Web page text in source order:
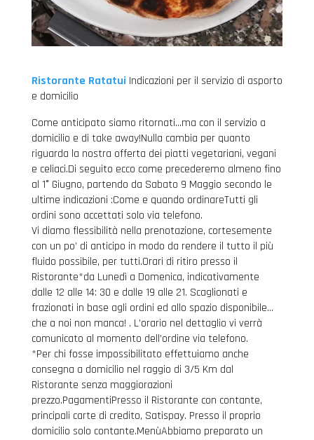
Ristorante Ratatui Indicazioni per il servizio di asporto
e domicilio
Come anticipato siamo ritornati…ma con il servizio a
domicilio e di take away!Nulla cambia per quanto
riguarda la nostra offerta dei piatti vegetariani, vegani
e celiaci.Di seguito ecco come precederemo almeno fino
al 1° Giugno, partendo da Sabato 9 Maggio secondo le
ultime indicazioni :Come e quando ordinareTutti gli
ordini sono accettati solo via telefono.
Vi diamo flessibilità nella prenotazione, cortesemente
con un po’ di anticipo in modo da rendere il tutto il più
fluido possibile, per tutti.Orari di ritiro presso il
Ristorante*da Lunedì a Domenica, indicativamente
dalle 12 alle 14: 30 e dalle 19 alle 21. Scaglionati e
frazionati in base agli ordini ed allo spazio disponibile…
che a noi non manca! . L’orario nel dettaglio vi verrà
comunicato al momento dell’ordine via telefono.
*Per chi fosse impossibilitato effettuiamo anche
consegna a domicilio nel raggio di 3/5 Km dal
Ristorante senza maggiorazioni
prezzo.PagamentiPresso il Ristorante con contante,
principali carte di credito, Satispay. Presso il proprio
domicilio solo contante.MenùAbbiamo preparato un